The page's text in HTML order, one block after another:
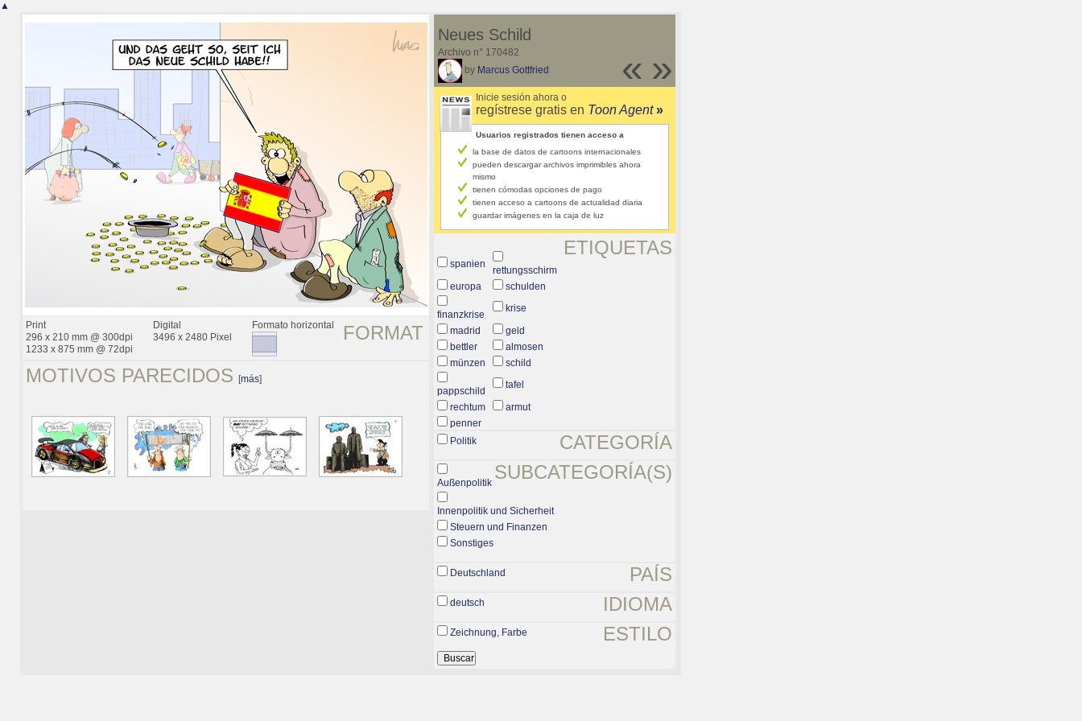
▲
FORMAT
Print
296 x 210 mm @ 300dpi
1233 x 875 mm @ 72dpi
Digital
3496 x 2480 Pixel
Formato horizontal
MOTIVOS PARECIDOS [más]
»
«
Neues Schild
Archivo n° 170482
by Marcus Gottfried
Inicie sesión ahora o
regístrese gratis en Toon Agent »
Usuarios registrados tienen acceso a
la base de datos de cartoons internacionales
pueden descargar archivos imprimibles ahora
mismo
tienen cómodas opciones de pago
tienen acceso a cartoons de actualidad diaria
guardar imágenes en la caja de luz
ETIQUETAS
spanien
rettungsschirm
europa
schulden
finanzkrise
krise
madrid
geld
bettler
almosen
münzen
schild
pappschild
tafel
rechtum
armut
penner
CATEGORÍA
Politik
SUBCATEGORÍA(S)
Außenpolitik
Innenpolitik und Sicherheit
Steuern und Finanzen
Sonstiges
PAÍS
Deutschland
IDIOMA
deutsch
ESTILO
Zeichnung, Farbe